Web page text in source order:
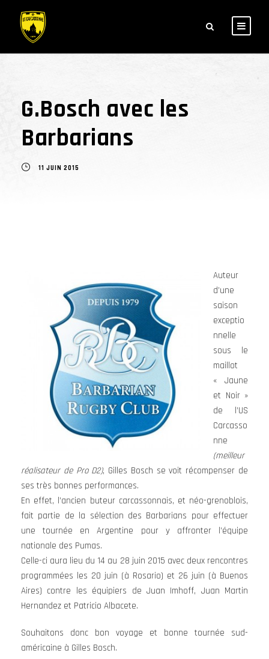
G.Bosch avec les
Barbarians
11 JUIN 2015
Auteur
d’une
saison
exceptio
nnelle
sous le
maillot
« Jaune
et Noir »
de l’US
Carcasso
nne
(meilleur
réalisateur de Pro D2), Gilles Bosch se voit récompenser de
ses très bonnes performances.
En effet, l’ancien buteur carcassonnais, et néo-grenoblois,
fait partie de la sélection des Barbarians pour effectuer
une tournée en Argentine pour y affronter l’équipe
nationale des Pumas.
Celle-ci aura lieu du 14 au 28 juin 2015 avec deux rencontres
programmées les 20 juin (à Rosario) et 26 juin (à Buenos
Aires) contre les équipiers de Juan Imhoff, Juan Martin
Hernandez et Patricio Albacete.
Souhaitons donc bon voyage et bonne tournée sud-
américaine à Gilles Bosch.